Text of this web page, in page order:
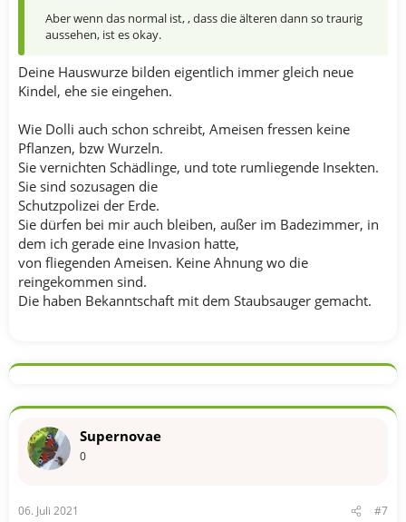
Aber wenn das normal ist, , dass die älteren dann so traurig
aussehen, ist es okay.
Deine Hauswurze bilden eigentlich immer gleich neue
Kindel, ehe sie eingehen.
Wie Dolli auch schon schreibt, Ameisen fressen keine
Pflanzen, bzw Wurzeln.
Sie vernichten Schädlinge, und tote rumliegende Insekten.
Sie sind sozusagen die
Schutzpolizei der Erde.
Sie dürfen bei mir auch bleiben, außer im Badezimmer, in
dem ich gerade eine Invasion hatte,
von fliegenden Ameisen. Keine Ahnung wo die
reingekommen sind.
Die haben Bekanntschaft mit dem Staubsauger gemacht.
Supernovae
0
06. Juli 2021 #7